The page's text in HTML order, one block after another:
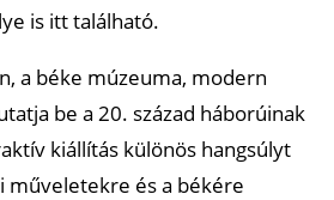
is itt található.
a béke múzeuma, modern
be a 20. század háborúinak
kiállítás különös hangsúlyt
műveletekre és a békére